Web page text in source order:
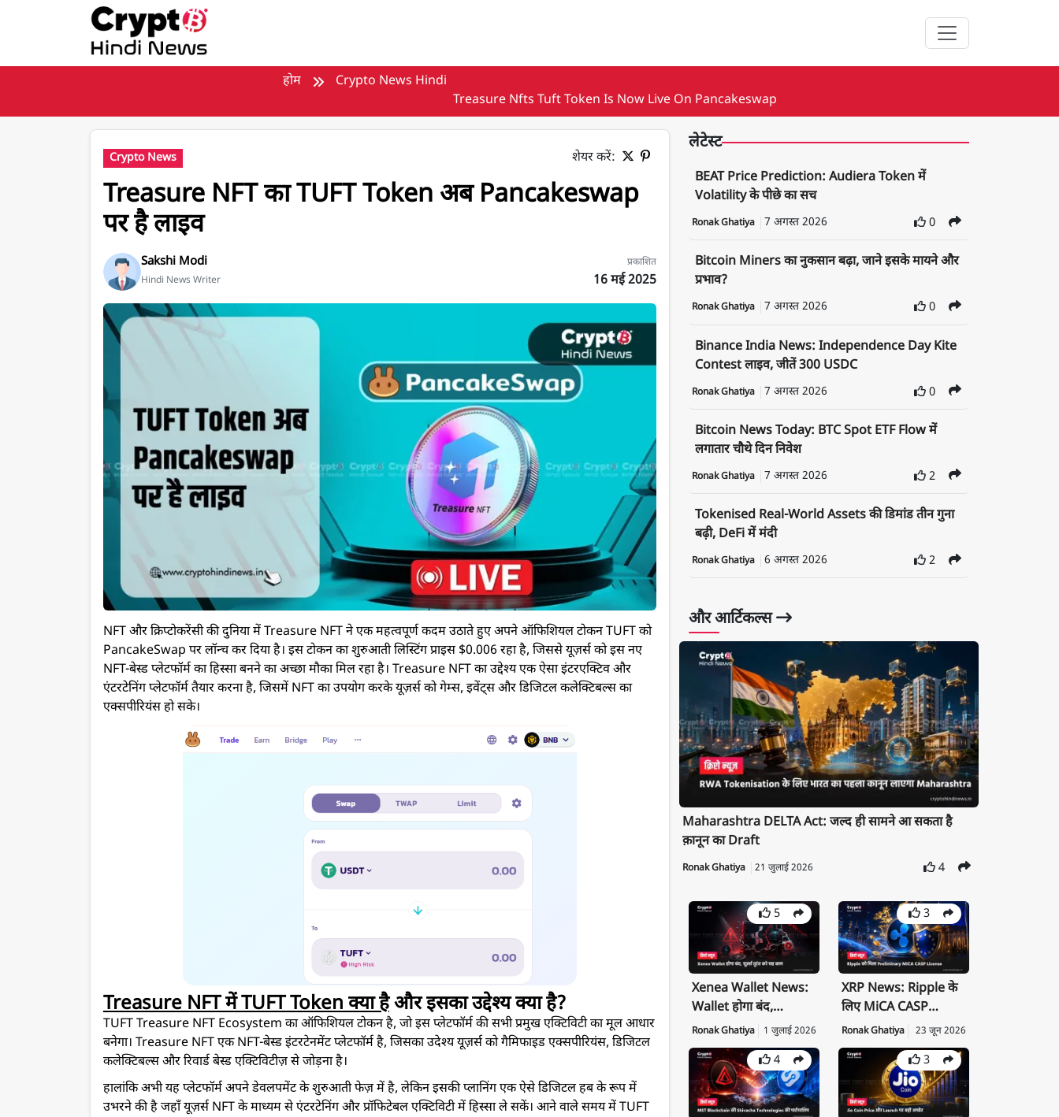
होम
Crypto News Hindi
Treasure Nfts Tuft Token Is Now Live On Pancakeswap
Crypto News शेयर करें:
Treasure NFT का TUFT Token अब Pancakeswap
पर है लाइव
Sakshi Modi
Hindi News Writer
प्रकाशित
16 मई 2025
Treasure NFT का TUFT Token अब Pancakeswap पर है लाइव
NFT और क्रिप्टोकरेंसी की दुनिया में Treasure NFT ने एक महत्वपूर्ण कदम उठाते हुए अपने ऑफिशियल टोकन TUFT को
PancakeSwap पर लॉन्च कर दिया है। इस टोकन का शुरुआती लिस्टिंग प्राइस $0.006 रहा है, जिससे यूज़र्स को इस नए
NFT-बेस्ड प्लेटफॉर्म का हिस्सा बनने का अच्छा मौका मिल रहा है। Treasure NFT का उद्देश्य एक ऐसा इंटरएक्टिव और
एंटरटेनिंग प्लेटफॉर्म तैयार करना है, जिसमें NFT का उपयोग करके यूज़र्स को गेम्स, इवेंट्स और डिजिटल कलेक्टिबल्स का
एक्सपीरियंस हो सके।
Treasure NFT में TUFT Token क्या हैऔर इसका उद्देश्य क्या है?
TUFT Treasure NFT Ecosystem का ऑफिशियल टोकन है, जो इस प्लेटफॉर्म की सभी प्रमुख एक्टिविटी का मूल आधार
बनेगा। Treasure NFT एक NFT-बेस्ड इंटरटेनमेंट प्लेटफॉर्म है, जिसका उदेश्य यूज़र्स को गैमिफाइड एक्सपीरियंस, डिजिटल
कलेक्टिबल्स और रिवार्ड बेस्ड एक्टिविटीज़ से जोड़ना है।
हालांकि अभी यह प्लेटफॉर्म अपने डेवलपमेंट के शुरुआती फेज़ में है, लेकिन इसकी प्लानिंग एक ऐसे डिजिटल हब के रूप में
उभरने की है जहाँ यूज़र्स NFT के माध्यम से एंटरटेनिंग और प्रॉफिटेबल एक्टिविटी में हिस्सा ले सकें। आने वाले समय में TUFT
लेटेस्ट
BEAT Price Prediction: Audiera Token में
Volatility के पीछे का सच
Ronak Ghatiya 7 अगस्त 2026 0
Bitcoin Miners का नुकसान बढ़ा, जाने इसके मायने और
प्रभाव?
Ronak Ghatiya 7 अगस्त 2026 0
Binance India News: Independence Day Kite
Contest लाइव, जीतें 300 USDC
Ronak Ghatiya 7 अगस्त 2026 0
Bitcoin News Today: BTC Spot ETF Flow में
लगातार चौथे दिन निवेश
Ronak Ghatiya 7 अगस्त 2026 2
Tokenised Real-World Assets की डिमांड तीन गुना
बढ़ी, DeFi में मंदी
Ronak Ghatiya 6 अगस्त 2026 2
और आर्टिकल्स
Maharashtra DELTA Act: जल्द ही सामने आ सकता है
क़ानून का Draft
Ronak Ghatiya 21 जुलाई 2026 4
5
Xenea Wallet News:
Wallet होगा बंद,
Private Key तुरंत करें
Export
Ronak Ghatiya 1 जुलाई 2026
3
XRP News: Ripple के
लिए MiCA CASP
License क्यों है बड़ी
उपलब्धि
Ronak Ghatiya 23 जून 2026
4 3